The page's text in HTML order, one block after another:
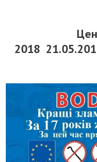
2018